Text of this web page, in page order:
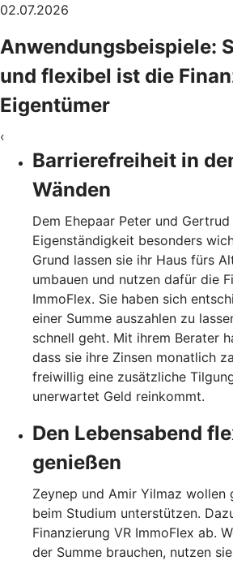
02.07.2026
Anwendungsbeispiele:
und flexibel ist die
Eigentümer
‹
Barrierefreiheit in
Wänden
Dem Ehepaar Peter und
Eigenständigkeit besonders
Grund lassen sie ihr Haus fürs
umbauen und nutzen dafür die
ImmoFlex. Sie haben sich
einer Summe auszahlen zu
schnell geht. Mit ihrem Berater
dass sie ihre Zinsen monatlich
freiwillig eine zusätzliche
unerwartet Geld reinkommt.
Den Lebensabend
genießen
Zeynep und Amir Yilmaz wollen
beim Studium unterstützen.
Finanzierung VR ImmoFlex ab.
der Summe brauchen, nutzen